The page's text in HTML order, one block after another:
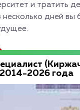
и тратить
несколько дней
2014-2026 года